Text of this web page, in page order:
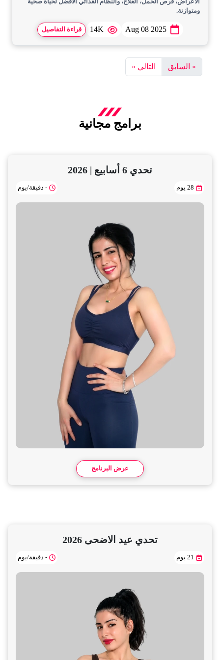
الأعراض، فرص الحمل، العلاج، والنظام الغذائي الأفضل لحياة صحية
ومتوازنة.
Aug 08 2025
14K قراءة التفاصيل
« السابق التالي »
برامج مجانية
تحدي 6 أسابيع | 2026
28 يوم - دقيقة/يوم
عرض البرنامج
تحدي عيد الاضحى 2026
21 يوم - دقيقة/يوم